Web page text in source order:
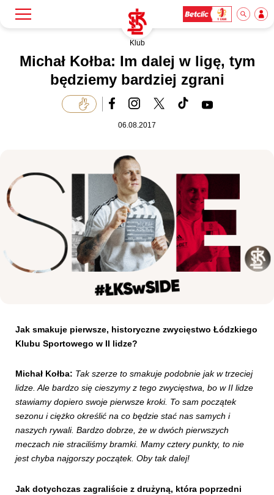
Klub
Akademia
Biznes
Dla mediów
SKLEP KUP BILET
Klub
Michał Kołba: Im dalej w ligę, tym
będziemy bardziej zgrani
06.08.2017
Jak smakuje pierwsze, historyczne zwycięstwo Łódzkiego
Klubu Sportowego w II lidze?
Michał Kołba: Tak szerze to smakuje podobnie jak w trzeciej
lidze. Ale bardzo się cieszymy z tego zwycięstwa, bo w II lidze
stawiamy dopiero swoje pierwsze kroki. To sam początek
sezonu i ciężko określić na co będzie stać nas samych i
naszych rywali. Bardzo dobrze, że w dwóch pierwszych
meczach nie straciliśmy bramki. Mamy cztery punkty, to nie
jest chyba najgorszy początek. Oby tak dalej!
Jak dotychczas zagraliście z drużyną, która poprzedni